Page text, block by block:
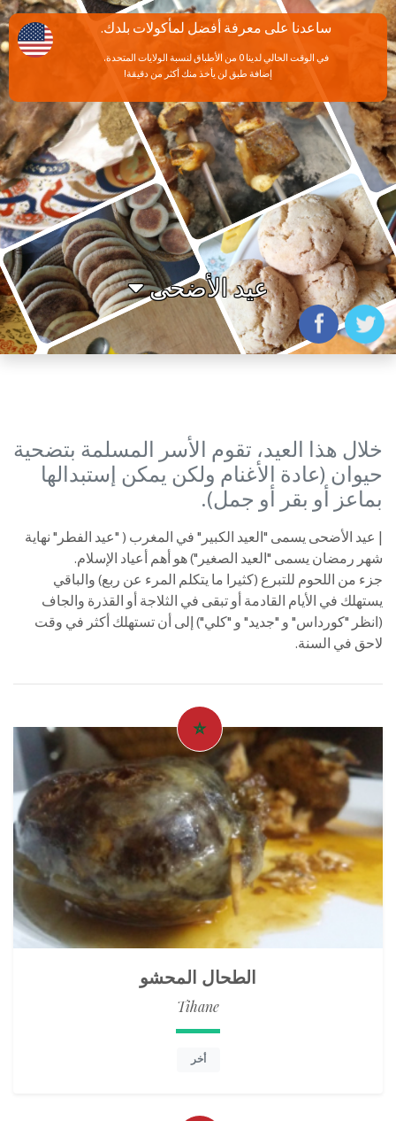
عيد الأضحى
خلال هذا العيد، تقوم الأسر المسلمة بتضحية
حيوان (عادة الأغنام ولكن يمكن إستبدالها
بماعز أو بقر أو جمل).
| عيد الأضحى يسمى "العيد الكبير" في المغرب ( "عيد الفطر" نهاية
شهر رمضان يسمى "العيد الصغير") هو أهم أعياد الإسلام.
جزء من اللحوم للتبرع (كثيرا ما يتكلم المرء عن ربع) والباقي
يستهلك في الأيام القادمة أو تبقى في الثلاجة أو القذرة والجاف
(انظر "كورداس" و "جديد" و "كلي") إلى أن تستهلك أكثر في وقت
لاحق في السنة.
الطحال المحشو
Tihane
أخر
ساعدنا على معرفة أفضل لمأكولات بلدك.
في الوقت الحالي لدينا 0 من الأطباق لنسبة الولايات المتحدة.
إضافة طبق لن يأخذ منك أكثر من دقيقة!